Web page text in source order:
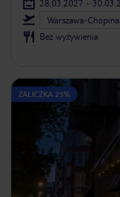
28.03.2027 -
Warszawa-
Bez wyżywienia
ZALICZKA 25%